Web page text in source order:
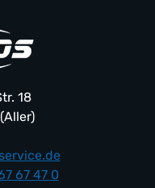
18
67 47 0